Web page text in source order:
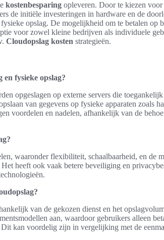
kostenbesparing opleveren. Door te kiezen voor
de initiële investeringen in hardware en de
opslag. De mogelijkheid om te betalen op
voor zowel kleine bedrijven als individuele
Cloudopslag kosten strategieën.
en fysieke opslag?
opgeslagen op externe servers die
van gegevens op fysieke apparaten zoals
voordelen en nadelen, afhankelijk van de
waaronder flexibiliteit, schaalbaarheid, en de
heeft ook vaak betere beveiliging en
van de gekozen dienst en het
aan, waardoor gebruikers alleen
kan voordelig zijn in vergelijking met de